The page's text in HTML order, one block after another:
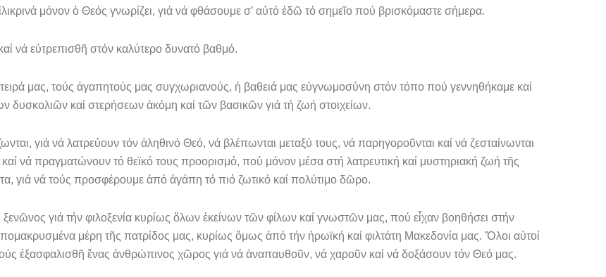
μόνον ὁ Θεός γνωρίζει, γιά νά φθάσουμε σ’ αὐτό ἐδῶ τό σημεῖο πού βρισκόμαστε σήμερα.
νά εὐτρεπισθῆ στόν καλύτερο δυνατό βαθμό.
μας, τούς ἀγαπητούς μας συγχωριανούς, ἡ βαθειά μας εὐγνω­μοσύνη στόν τόπο πού γεννηθήκαμε καί
καί στερήσεων ἀκόμη καί τῶν βασικῶν γιά τή ζωή στοιχείων.
γιά νά λατρεύουν τόν ἀληθινό Θεό, νά βλέπωνται μεταξύ τους, νά παρηγοροῦνται καί νά ζεσταίνωνται
νά πραγματώνουν τό θεϊκό τους προορισμό, πού μόνον μέσα στή λατρευτική καί μυστηριακή ζωή τῆς
γιά νά τούς προσφέρουμε ἀπό ἀγάπη τό πιό ζωτικό καί πολύτιμο δῶρο.
γιά τήν φιλοξενία κυρίως ὅλων ἐκείνων τῶν φίλων καί γνωστῶν μας, πού εἶχαν βοηθήσει στήν
μέρη τῆς πατρί­δος μας, κυρίως ὅμως ἀπό τήν ἡρωϊκή καί φιλτάτη Μακεδονία μας. Ὅλοι αὐτοί
ἐξασφαλισθῆ ἕνας ἀνθρώπινος χῶρος γιά νά ἀνα­παυθοῦν, νά χαροῦν καί νά δοξάσουν τόν Θεό μας.